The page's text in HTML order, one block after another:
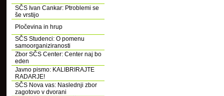
SČS Ivan Cankar: Ptroblemi se
še vrstijo
Pločevina in hrup
SČS Studenci: O pomenu
samoorganiziranosti
Zbor SČS Center: Center naj bo
eden
Javno pismo: KALIBRIRAJTE
RADARJE!
SČS Nova vas: Naslednji zbor
zagotovo v dvorani